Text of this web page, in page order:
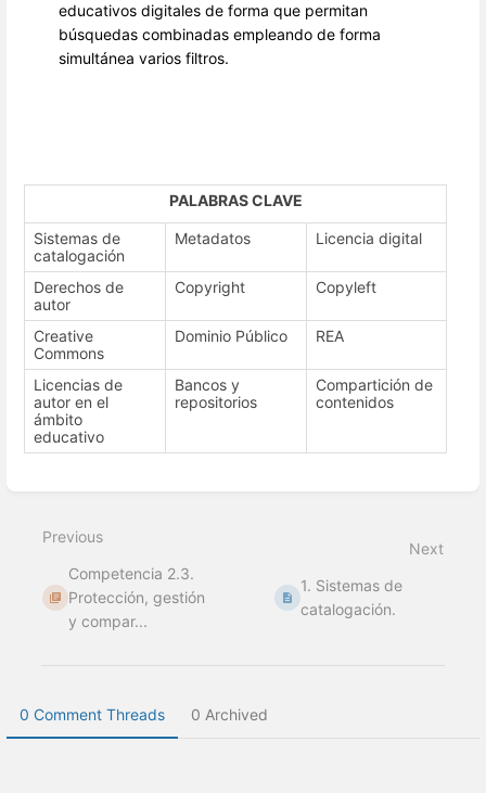
educativos digitales de forma que permitan
búsquedas combinadas empleando de forma
simultánea varios filtros.
PALABRAS CLAVE
Sistemas de
catalogación
Metadatos Licencia digital
Derechos de
autor
Copyright Copyleft
Creative
Commons
Dominio Público REA
Licencias de
autor en el
ámbito
educativo
Bancos y
repositorios
Compartición de
contenidos
mode
Previous
Competencia 2.3.
Protección, gestión
y compar...
Next
1. Sistemas de
catalogación.
0 Comment Threads 0 Archived